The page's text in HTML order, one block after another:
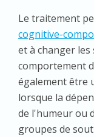
Le traitement
cognitive-
et à changer les
comportement
également être
lorsque la
de l'humeur ou
groupes de